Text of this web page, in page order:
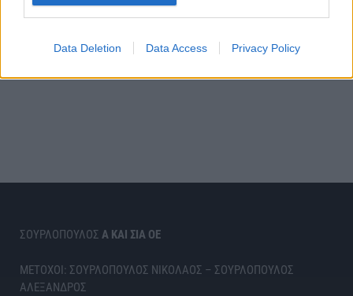
Data Deletion Data Access Privacy Policy
ΣΟΥΡΛΟΠΟΥΛΟΣ Α ΚΑΙ ΣΙΑ ΟΕ
ΜΕΤΟΧΟΙ: ΣΟΥΡΛΟΠΟΥΛΟΣ ΝΙΚΟΛΑΟΣ – ΣΟΥΡΛΟΠΟΥΛΟΣ
ΑΛΕΞΑΝΔΡΟΣ